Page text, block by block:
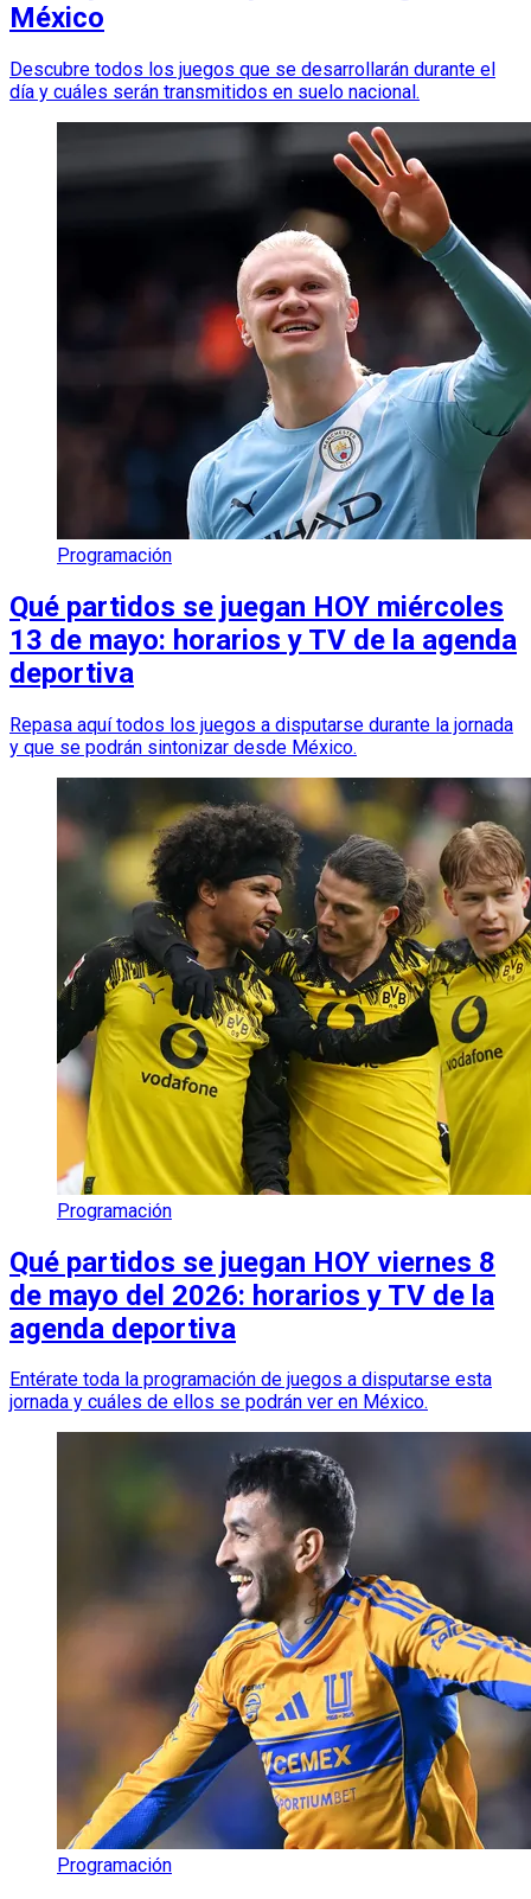
México
Descubre todos los juegos que se desarrollarán durante el
día y cuáles serán transmitidos en suelo nacional.
Programación
Qué partidos se juegan HOY miércoles
13 de mayo: horarios y TV de la agenda
deportiva
Repasa aquí todos los juegos a disputarse durante la jornada
y que se podrán sintonizar desde México.
Programación
Qué partidos se juegan HOY viernes 8
de mayo del 2026: horarios y TV de la
agenda deportiva
Entérate toda la programación de juegos a disputarse esta
jornada y cuáles de ellos se podrán ver en México.
Programación